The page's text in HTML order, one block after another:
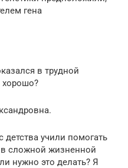
гена
в трудной
хорошо?
учили помогать
сложной жизненной
нужно это делать? Я